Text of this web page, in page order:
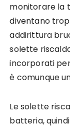
monitorare la
diventano
addirittura
solette
incorporati
è comunque
Le solette
batteria,